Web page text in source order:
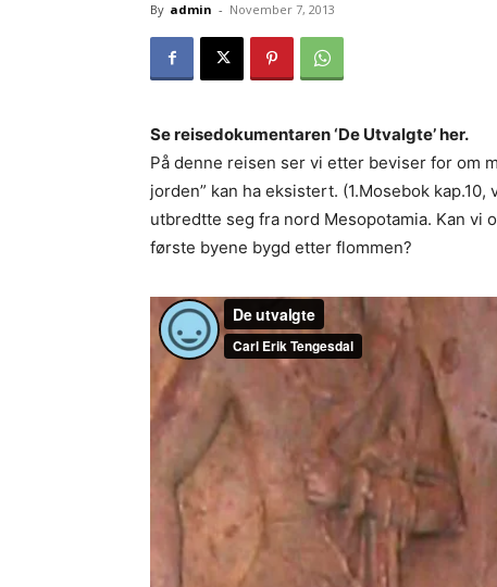
By admin - November 7, 2013
Se reisedokumentaren ‘De Utvalgte’ her.
På denne reisen ser vi etter beviser for om
jorden” kan ha eksistert. (1.Mosebok
utbredtte seg fra nord Mesopotamia. Kan vi
første byene bygd etter flommen?